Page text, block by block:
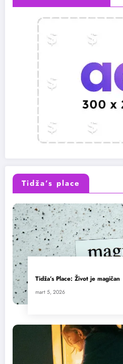
Tidža’s place
Tidža’s Place: Život je magičan
mart 5, 2026